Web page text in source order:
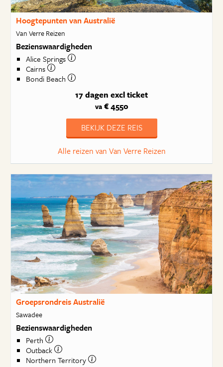
Hoogtepunten van Australië
Van Verre Reizen
Bezienswaardigheden
Alice Springs
Cairns
Bondi Beach
17 dagen excl ticket
va€ 4550
BEKIJK DEZE REIS
Alle reizen van Van Verre Reizen
Groepsrondreis Australië
Sawadee
Bezienswaardigheden
Perth
Outback
Northern Territory